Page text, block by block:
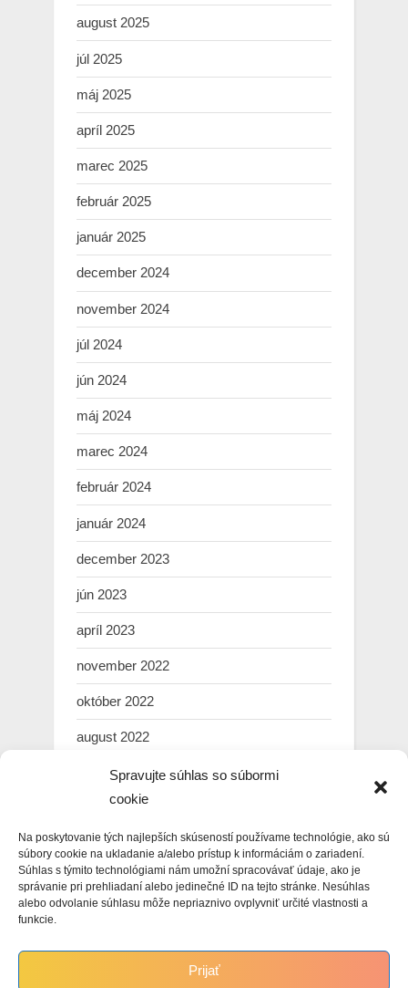
Spravujte súhlas so súbormi
cookie
Na poskytovanie tých najlepších skúseností používame technológie, ako sú
súbory cookie na ukladanie a/alebo prístup k informáciám o zariadení.
Súhlas s týmito technológiami nám umožní spracovávať údaje, ako je
správanie pri prehliadaní alebo jedinečné ID na tejto stránke. Nesúhlas
alebo odvolanie súhlasu môže nepriaznivo ovplyvniť určité vlastnosti a
funkcie.
Prijať
august 2025
júl 2025
máj 2025
apríl 2025
marec 2025
február 2025
január 2025
december 2024
november 2024
júl 2024
jún 2024
máj 2024
marec 2024
február 2024
január 2024
december 2023
jún 2023
apríl 2023
november 2022
október 2022
august 2022
júl 2022
marec 2022
február 2022
január 2022
november 2021